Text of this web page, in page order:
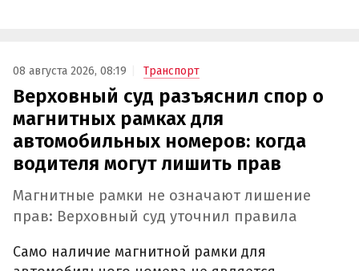
08 августа 2026, 08:19 Транспорт
Верховный суд разъяснил спор о
магнитных рамках для
автомобильных номеров: когда
водителя могут лишить прав
Магнитные рамки не означают лишение
прав: Верховный суд уточнил правила
Само наличие магнитной рамки для